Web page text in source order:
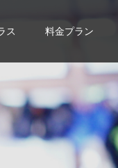
ス 料金プラン